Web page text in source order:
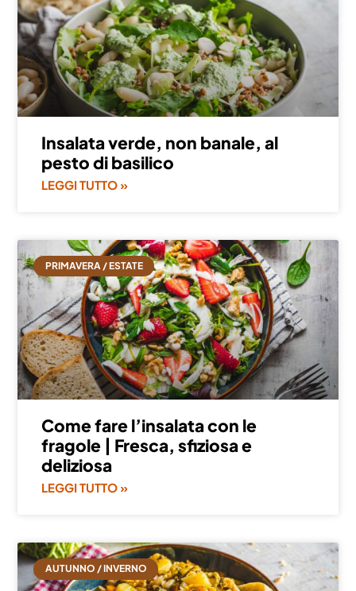
Insalata verde, non banale, al
pesto di basilico
LEGGI TUTTO »
PRIMAVERA / ESTATE
Come fare l’insalata con le
fragole | Fresca, sfiziosa e
deliziosa
LEGGI TUTTO »
AUTUNNO / INVERNO